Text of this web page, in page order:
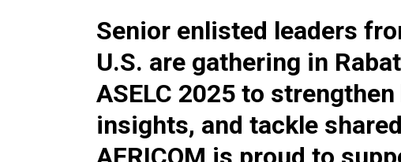
Senior enlisted leaders
U.S. are gathering in
ASELC 2025 to
insights, and tackle